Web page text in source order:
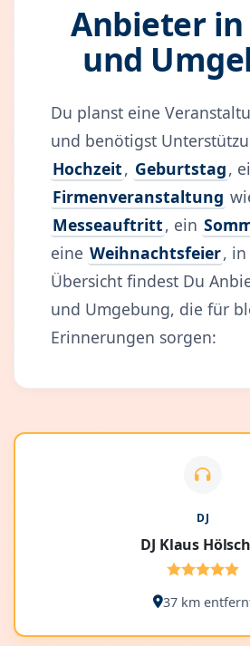
Anbieter in
und
Du planst eine
und benötigst
Hochzeit, Geburtstag,
Firmenveranstaltung
Messeauftritt, ein
eine Weihnachtsfeier,
Übersicht findest Du
und Umgebung, die für
Erinnerungen sorgen:
DJ
DJ Klaus
37 km